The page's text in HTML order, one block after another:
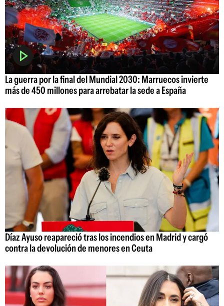
La guerra por la final del Mundial 2030: Marruecos invierte
más de 450 millones para arrebatar la sede a España
Díaz Ayuso reapareció tras los incendios en Madrid y cargó
contra la devolución de menores en Ceuta